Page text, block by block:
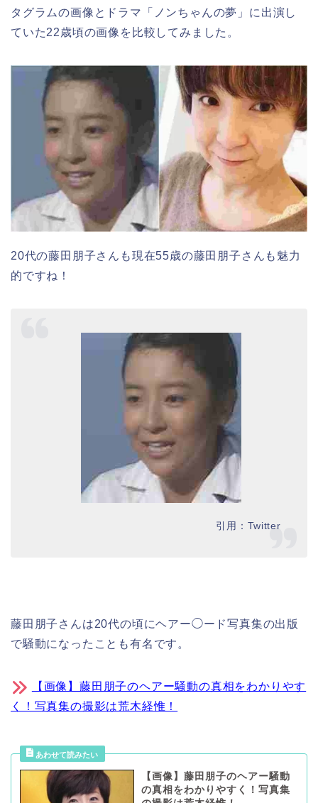
タグラムの画像とドラマ「ノンちゃんの夢」に出演し
ていた22歳頃の画像を比較してみました。
20代の藤田朋子さんも現在55歳の藤田朋子さんも魅力
的ですね！
引用：Twitter
藤田朋子さんは20代の頃にヘアー◯ード写真集の出版
で騒動になったことも有名です。
【画像】藤田朋子のヘアー騒動の真相をわかりやす
く！写真集の撮影は荒木経惟！
【画像】藤田朋子のヘアー騒動
の真相をわかりやすく！写真集